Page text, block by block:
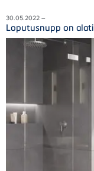
30.05.2022 –
Loputusnupp on